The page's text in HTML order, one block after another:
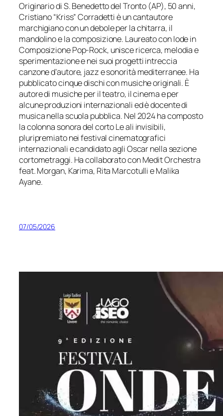
Originario di S. Benedetto del Tronto (AP), 50 anni,
Cristiano “Kriss” Corradetti è un cantautore
marchigiano con un debole per la chitarra, il
mandolino e la composizione. Laureato con lode in
Composizione Pop-Rock, unisce ricerca, melodia e
sperimentazione e nei suoi progetti intreccia
canzone d’autore, jazz e sonorità mediterranee. Ha
pubblicato cinque dischi con musiche originali. È
autore di musiche per il teatro, il cinema e per
alcune produzioni internazionali ed è docente di
musica nella scuola pubblica. Nel 2024 ha composto
la colonna sonora del cortoLe ali invisibili,
pluripremiato nei festival cinematografici
internazionali e candidato agli Oscar nella sezione
cortometraggi. Ha collaborato con Medit Orchestra
feat. Morgan, Karima, Rita Marcotulli e Malika
Ayane.
07/05/2026